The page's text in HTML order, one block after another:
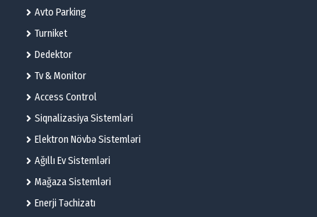
Avto Parking
Turniket
Dedektor
Tv & Monitor
Access Control
Siqnalizasiya Sistemləri
Elektron Növbə Sistemləri
Ağıllı Ev Sistemləri
Mağaza Sistemləri
Enerji Təchizatı